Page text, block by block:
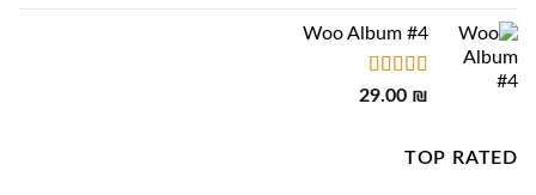
היה:
Woo Album #4
דורג5.00
29.00 ₪
TOP RATED